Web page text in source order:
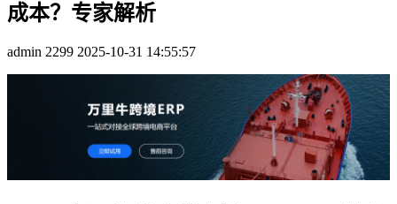
成本？专家解析
admin 2299 2025-10-31 14:55:57